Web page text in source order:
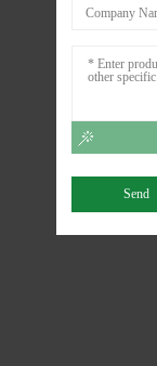
Send